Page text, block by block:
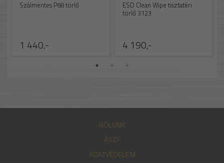
1 440,-
Szálmentes P68 törlő
4 190,-
ESD Clean Wipe tisztatéri
törlő 3123
RÓLUNK
ÁSZF
ADATVÉDELEM